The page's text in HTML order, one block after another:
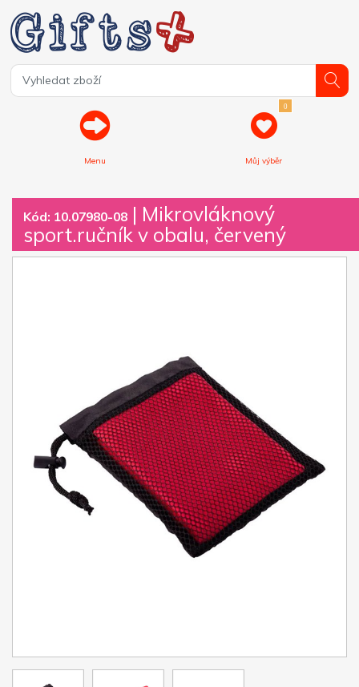
Menu
0
Můj výběr
Kód: 10.07980-08 | Mikrovláknový
sport.ručník v obalu, červený